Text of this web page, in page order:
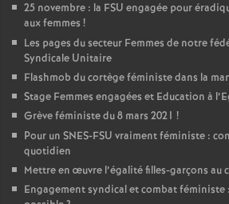
25 novembre : la FSU engagée pour
aux femmes !
Les pages du secteur Femmes de notre
Syndicale Unitaire
Flashmob du cortège féministe dans la
Stage Femmes engagées et Education à
Grève féministe du 8 mars 2021 !
Pour un SNES-FSU vraiment féministe :
quotidien
Mettre en œuvre l’égalité filles-garçons au
Engagement syndical et combat